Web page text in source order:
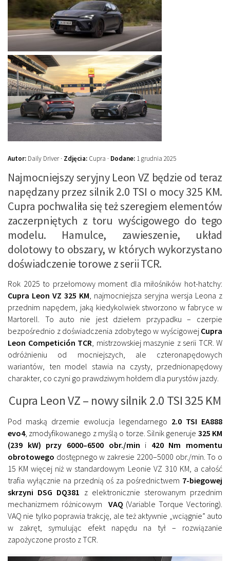
Autor: Daily Driver · Zdjęcia: Cupra · Dodane: 1 grudnia 2025
Najmocniejszy seryjny Leon VZ będzie od teraz
napędzany przez silnik 2.0 TSI o mocy 325 KM.
Cupra pochwaliła się też szeregiem elementów
zaczerpniętych z toru wyścigowego do tego
modelu. Hamulce, zawieszenie, układ
dolotowy to obszary, w których wykorzystano
doświadczenie torowe z serii TCR.
Rok 2025 to przełomowy moment dla miłośników hot-hatchy:
Cupra Leon VZ 325 KM, najmocniejsza seryjna wersja Leona z
przednim napędem, jaką kiedykolwiek stworzono w fabryce w
Martorell. To auto nie jest dziełem przypadku – czerpie
bezpośrednio z doświadczenia zdobytego w wyścigowej Cupra
Leon Competición TCR, mistrzowskiej maszynie z serii TCR. W
odróżnieniu od mocniejszych, ale czteronapędowych
wariantów, ten model stawia na czysty, przednionapędowy
charakter, co czyni go prawdziwym hołdem dla purystów jazdy.
Cupra Leon VZ – nowy silnik 2.0 TSI 325 KM
Pod maską drzemie ewolucja legendarnego 2.0 TSI EA888
evo4, zmodyfikowanego z myślą o torze. Silnik generuje 325 KM
(239 kW) przy 6000–6500 obr./min i 420 Nm momentu
obrotowego dostępnego w zakresie 2200–5000 obr./min. To o
15 KM więcej niż w standardowym Leonie VZ 310 KM, a całość
trafia wyłącznie na przednią oś za pośrednictwem 7-biegowej
skrzyni DSG DQ381 z elektronicznie sterowanym przednim
mechanizmem różnicowym VAQ (Variable Torque Vectoring).
VAQ nie tylko poprawia trakcję, ale też aktywnie „wciągnie” auto
w zakręt, symulując efekt napędu na tył – rozwiązanie
zapożyczone prosto z TCR.